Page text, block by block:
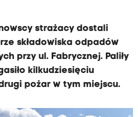
strażacy dostali
składowiska odpadów
przy ul. Fabrycznej. Paliły
kilkudziesięciu
pożar w tym miejscu.